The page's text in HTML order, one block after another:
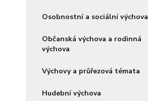
Osobnostní a sociální výchova
Občanská výchova a rodinná
výchova
Výchovy a průřezová témata
Hudební výchova